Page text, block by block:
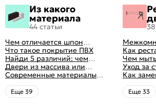
Из какого
материала
44 статьи
Чем отличается шпон
натуральный от шпона
файн-лайн
Что такое покрытие ПВХ
Найди 5 различий: чем
отличаются двери пвх от
ламинированных
Двери из массива или
шпона: какие лучше
выбрать
Современные материалы
межкомнатных дверей,
виды межкомнатных
дверей по материалу
Eще 39
правила
Как
Чем
Уход за
дверями
Как
замка
Eще 33